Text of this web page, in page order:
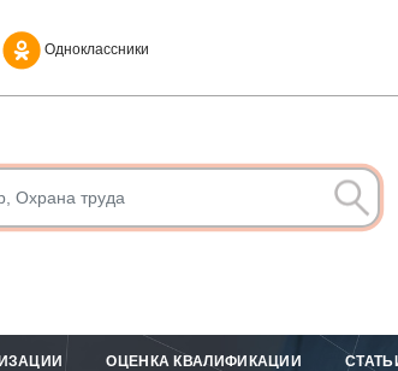
Одноклассники
ОЦЕНКА КВАЛИФИКАЦИИ